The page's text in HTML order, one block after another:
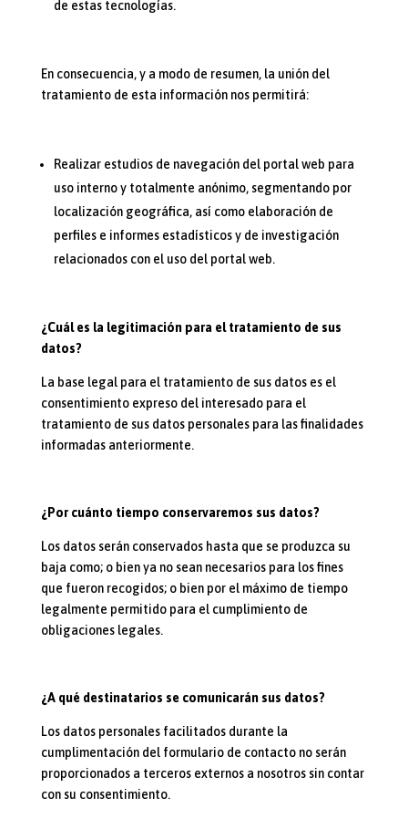
de estas tecnologías.
En consecuencia, y a modo de resumen, la unión del
tratamiento de esta información nos permitirá:
Realizar estudios de navegación del portal web para
uso interno y totalmente anónimo, segmentando por
localización geográfica, así como elaboración de
perfiles e informes estadísticos y de investigación
relacionados con el uso del portal web.
¿Cuál es la legitimación para el tratamiento de sus
datos?
La base legal para el tratamiento de sus datos es el
consentimiento expreso del interesado para el
tratamiento de sus datos personales para las finalidades
informadas anteriormente.
¿Por cuánto tiempo conservaremos sus datos?
Los datos serán conservados hasta que se produzca su
baja como; o bien ya no sean necesarios para los fines
que fueron recogidos; o bien por el máximo de tiempo
legalmente permitido para el cumplimiento de
obligaciones legales.
¿A qué destinatarios se comunicarán sus datos?
Los datos personales facilitados durante la
cumplimentación del formulario de contacto no serán
proporcionados a terceros externos a nosotros sin contar
con su consentimiento.